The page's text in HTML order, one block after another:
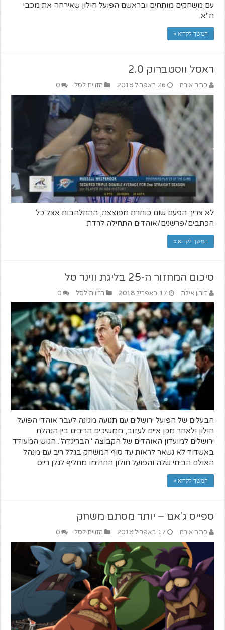
עם משחקים מותחים ובראשם הפועל חולון שאירחה את מכבי
ת"א.
המשך לקרוא »
ראסל ווסטברוק 2.0
כתב אורח 26 באפריל 2018 הזווית לסל 0
לא צריך הפעם שום כותרת מפוצצת, ההתלהבות אצל כל
הכתבים/פרשנים/אוהדים התחילה לרדת.
המשך לקרוא »
סיכום המחזור ה-25 בליגת ווינר סל
דורון אילת 17 באפריל 2018 הזווית לסל 0
הבעלים של הפועל ירושלים עם תנועה מגונה לעבר אוהדי הפועל
חולון ולאחר מכן איים לעזוב, ממשיכים הריבים בין הנהלת
ירושלים למועדון האוהדים של הקבוצה "הבריגדה". הגוש המעודד
באשדוד לא נשאר לראות עד סוף המשחק בגלל ריב עם מנהל
האולם הביתי שלה והפועל חולון החתימו מחליף לגלן רייס
המשך לקרוא »
ספייס ג'אם – יותר מסתם משחק
כתב אורח 17 באפריל 2018 הזווית לסל 0